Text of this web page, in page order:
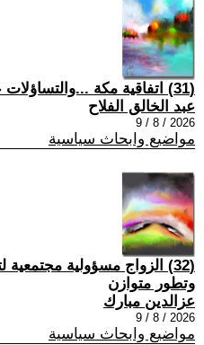
(31) اتفاقية مكة ...والتساؤلات عن المغزى
عبد الخالق الفلاح
2026 / 8 / 9
مواضيع وابحاث سياسية
(32) الزواج مسؤولية مجتمعية
وتطور متوازن
عزالدين مبارك
2026 / 8 / 9
مواضيع وابحاث سياسية